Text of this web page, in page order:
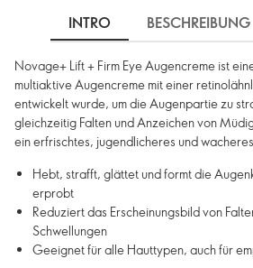
INTRO BESCHREIBUNG
Novage+ Lift + Firm Eye Augencreme ist
multiaktive Augencreme mit einer
entwickelt wurde, um die Augenpartie zu
gleichzeitig Falten und Anzeichen von
ein erfrischtes, jugendlicheres und
Hebt, strafft, glättet und formt die
erprobt
Reduziert das Erscheinungsbild von
Schwellungen
Geeignet für alle Hauttypen, auch für